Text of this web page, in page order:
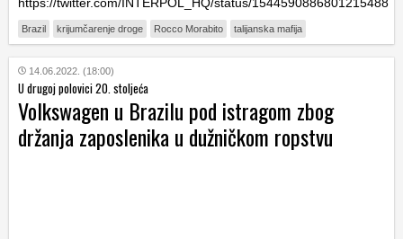
Brazil krijumčarenje droge Rocco Morabito talijanska mafija
14.06.2022. (18:00)
U drugoj polovici 20. stoljeća
Volkswagen u Brazilu pod istragom zbog
držanja zaposlenika u dužničkom ropstvu